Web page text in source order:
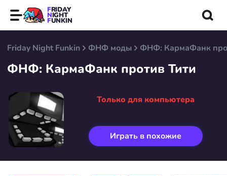
FRIDAY
NIGHT
FUNKIN
Friday Night Funkin ФНФ моды ФНФ: КармаФанк
ФНФ: КармаФанк против Тити
Только для компьютера
Играть в похожие